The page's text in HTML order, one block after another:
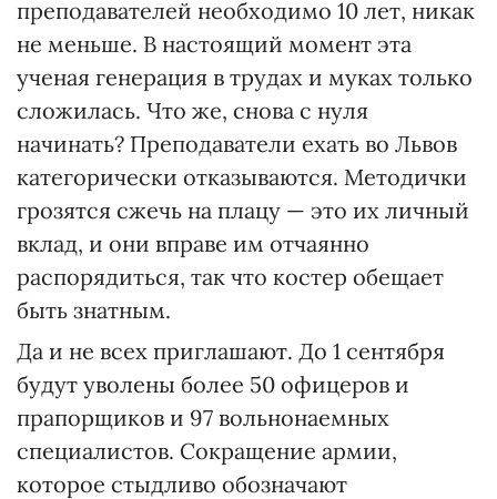
преподавателей необходимо 10 лет, никак
не меньше. В настоящий момент эта
ученая генерация в трудах и муках только
сложилась. Что же, снова с нуля
начинать? Преподаватели ехать во Львов
категорически отказываются. Методички
грозятся сжечь на плацу — это их личный
вклад, и они вправе им отчаянно
распорядиться, так что костер обещает
быть знатным.
Да и не всех приглашают. До 1 сентября
будут уволены более 50 офицеров и
прапорщиков и 97 вольнонаемных
специалистов. Сокращение армии,
которое стыдливо обозначают